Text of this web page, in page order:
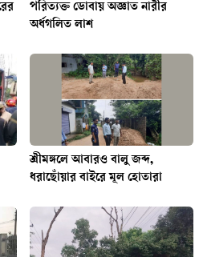
পরিত্যক্ত ডোবায় অজ্ঞাত নারীর
অর্ধগলিত লাশ
শ্রীমঙ্গলে আবারও বালু জব্দ,
ধরাছোঁয়ার বাইরে মূল হোতারা